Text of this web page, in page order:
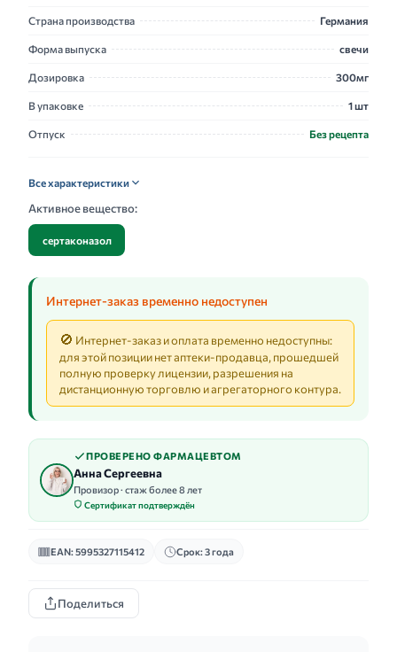
Страна производства Германия
Форма выпуска свечи
Дозировка 300мг
В упаковке 1 шт
Отпуск Без рецепта
Все характеристики
Активное вещество:
сертаконазол
Интернет-заказ временно недоступен
🚫 Интернет-заказ и оплата временно недоступны:
для этой позиции нет аптеки-продавца, прошедшей
полную проверку лицензии, разрешения на
дистанционную торговлю и агрегаторного контура.
ПРОВЕРЕНО ФАРМАЦЕВТОМ
Анна Сергеевна
Провизор · стаж более 8 лет
Сертификат подтверждён
EAN: 5995327115412 Срок: 3 года
Поделиться